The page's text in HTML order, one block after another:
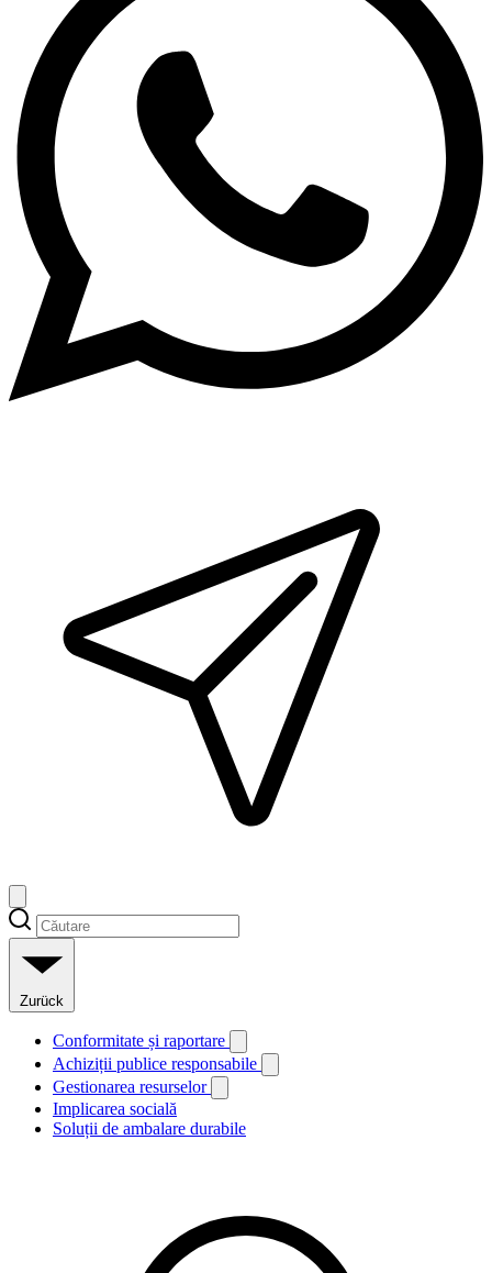
Zurück
Conformitate și raportare
Achiziții publice responsabile
Gestionarea resurselor
Implicarea socială
Soluții de ambalare durabile